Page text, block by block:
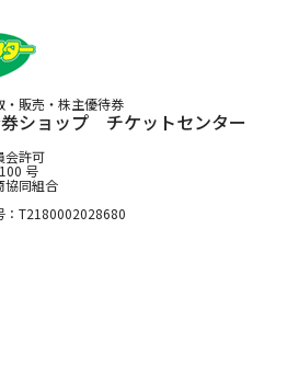
・販売・株主優待券
ショップ チケットセンター
会許可
号
協同組合
：T2180002028680